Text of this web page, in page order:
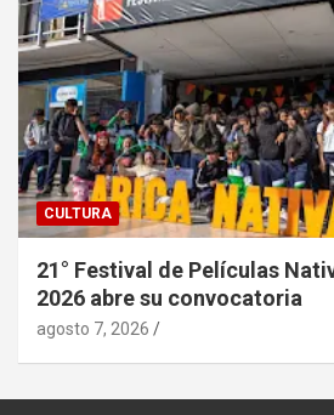
CULTURA
21° Festival de Películas
2026 abre su convocatoria
agosto 7, 2026